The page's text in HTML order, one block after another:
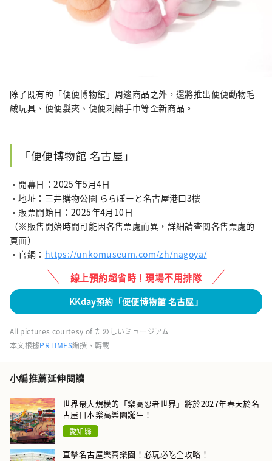
除了既有的「便便博物館」周邊商品之外，還將推出便便動物毛
絨玩具、便便髮夾、便便刺繡手巾等全新商品。
「便便博物館 名古屋」
・開幕日：2025年5月4日
・地址：三井購物公園 ららぽーと名古屋港口3樓
・販票開始日：2025年4月10日
（※販售開始時間可能因各售票處而異，詳細請查閱各售票處的
頁面）
・官網： https://unkomuseum.com/zh/nagoya/
線上預約超省時！現場不用排隊
KKday預約「便便博物館 名古屋」
All pictures courtesy of たのしいミュージアム
本文根據PRTIMES編撰、轉載
小編推薦延伸閱讀
世界最大規模的「樂高忍者世界」將於2027年春天於名
古屋日本樂高樂園誕生！
愛知縣
直擊名古屋樂高樂園！必玩必吃全攻略！